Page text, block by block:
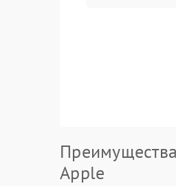
Apple